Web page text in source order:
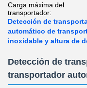
Carga máxima del
transportador:
Detección de
automático de
inoxidable y altura de
Detección de
transportador